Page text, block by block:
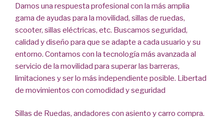
Damos una respuesta profesional con la más amplia
gama de ayudas para la movilidad, sillas de ruedas,
scooter, sillas eléctricas, etc. Buscamos seguridad,
calidad y diseño para que se adapte a cada usuario y su
entorno. Contamos con la tecnología más avanzada al
servicio de la movilidad para superar las barreras,
limitaciones y ser lo más independiente posible. Libertad
de movimientos con comodidad y seguridad
Sillas de Ruedas, andadores con asiento y carro compra.